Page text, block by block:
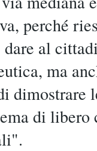
perché
al
ma
dimostrare
di libero